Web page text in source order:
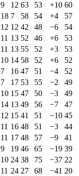
9 12 63 53 +10 60
18 7 58 54 +4
57
12 12 42 48 −6
54
11 13 52 46 +6
53
11 13 55 52 +3
53
10 14 58 52 +6
52
7 16 47 51 −4
52
7 17 53 55 −2
49
10 15 47 50 −3
49
14 13 49 56 −7
47
12 15 41 51 −10 45
11 16 48 51 −3
44
11 17 48 57 −9
41
9 19 46 65 −19 39
10 24 38 75 −37 22
11 24 27 68 −41 20